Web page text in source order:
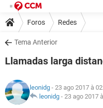
Foros Redes
Tema Anterior
Llamadas larga
leonidg - 23 ago 2017 à
leonidg - 23 ago 2017